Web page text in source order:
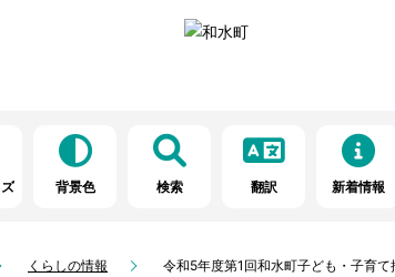
背景色 検索 翻訳 新着情報
くらしの情報 令和5年度第1回和水町子ども・子育て